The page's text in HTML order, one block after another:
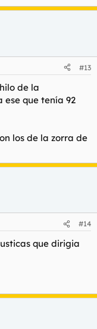
#13
de la
ese que tenía 92
los de la zorra de
#14
que dirigia